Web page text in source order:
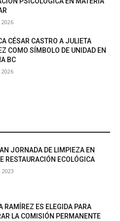
CÉSAR CASTRO A JULIETA
COMO SÍMBOLO DE UNIDAD EN
BC
JORNADA DE LIMPIEZA EN
RESTAURACIÓN ECOLÓGICA
RAMÍREZ ES ELEGIDA PARA
LA COMISIÓN PERMANENTE